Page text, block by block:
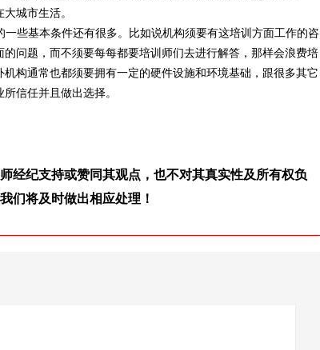
城市生活。
一些基本条件还有很多。比如说机构须要有这培训方面工作的咨
问题，而不须要每每都要培训师们去进行解答，那样会浪费培
构通常也都须要拥有一定的硬件设施和环境基础，跟很多其它
信任并且做出选择。
经纪支持或赞同其观点，也不对其真实性及所有权负
们将及时做出相应处理！